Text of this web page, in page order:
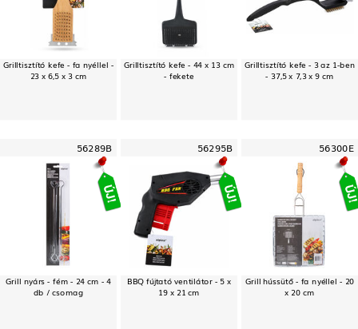
Grilltisztító kefe - fa nyéllel -
23 x 6,5 x 3 cm
Grilltisztító kefe - 44 x 13 cm
- fekete
Grilltisztító kefe - 3 az 1-ben
- 37,5 x 7,3 x 9 cm
56289B
Grill nyárs - fém - 24 cm - 4
db / csomag
56295B
BBQ fújtató ventilátor - 5 x
19 x 21 cm
56300E
Grill hússütő - fa nyéllel - 20
x 20 cm